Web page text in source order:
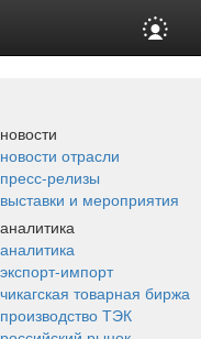
новости
новости отрасли
пресс-релизы
выставки и мероприятия
аналитика
аналитика
экспорт-импорт
чикагская товарная биржа
производство ТЭК